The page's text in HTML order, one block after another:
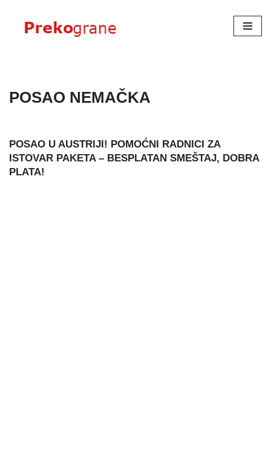
Skoči
POSAO NEMAČKA
POSAO U AUSTRIJI! POMOĆNI RADNICI ZA
ISTOVAR PAKETA – BESPLATAN SMEŠTAJ, DOBRA
PLATA!